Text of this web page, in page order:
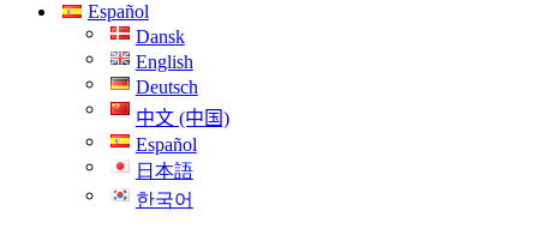
navegaciónEspañol
Dansk
English
Deutsch
中文 (中国)
Español
日本語
한국어